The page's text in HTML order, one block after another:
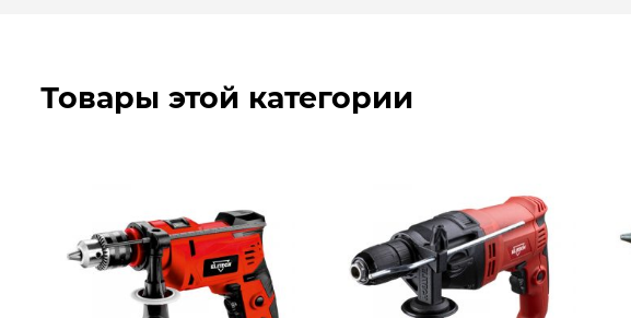
Товары этой категории